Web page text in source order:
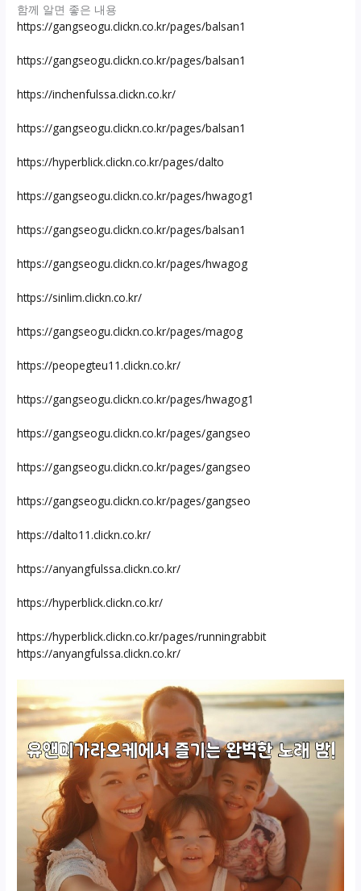
함께 알면 좋은 내용
https://gangseogu.clickn.co.kr/pages/balsan1
https://gangseogu.clickn.co.kr/pages/balsan1
https://inchenfulssa.clickn.co.kr/
https://gangseogu.clickn.co.kr/pages/balsan1
https://hyperblick.clickn.co.kr/pages/dalto
https://gangseogu.clickn.co.kr/pages/hwagog1
https://gangseogu.clickn.co.kr/pages/balsan1
https://gangseogu.clickn.co.kr/pages/hwagog
https://sinlim.clickn.co.kr/
https://gangseogu.clickn.co.kr/pages/magog
https://peopegteu11.clickn.co.kr/
https://gangseogu.clickn.co.kr/pages/hwagog1
https://gangseogu.clickn.co.kr/pages/gangseo
https://gangseogu.clickn.co.kr/pages/gangseo
https://gangseogu.clickn.co.kr/pages/gangseo
https://dalto11.clickn.co.kr/
https://anyangfulssa.clickn.co.kr/
https://hyperblick.clickn.co.kr/
https://hyperblick.clickn.co.kr/pages/runningrabbit
https://anyangfulssa.clickn.co.kr/